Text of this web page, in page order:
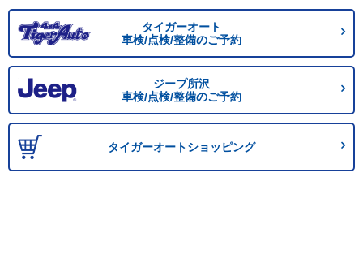
タイガーオート
車検/点検/整備のご予約
ジープ所沢
車検/点検/整備のご予約
タイガーオートショッピング